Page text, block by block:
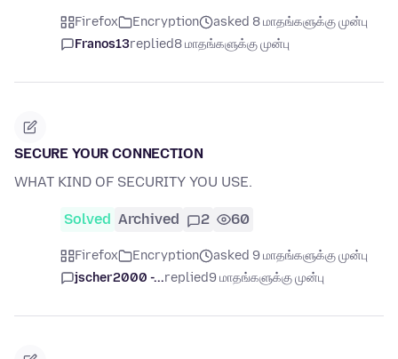
Firefox Encryption
asked 8 மாதங்களுக்கு முன்பு
Franos13replied8 மாதங்களுக்கு முன்பு
SECURE YOUR CONNECTION
WHAT KIND OF SECURITY YOU USE.
Solved Archived 2 60
Firefox Encryption
asked 9 மாதங்களுக்கு முன்பு
jscher2000 -...replied9 மாதங்களுக்கு முன்பு